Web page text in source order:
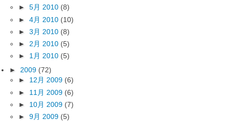
► 5月 2010 (8)
► 4月 2010 (10)
► 3月 2010 (8)
► 2月 2010 (5)
► 1月 2010 (5)
► 2009 (72)
► 12月 2009 (6)
► 11月 2009 (6)
► 10月 2009 (7)
► 9月 2009 (5)